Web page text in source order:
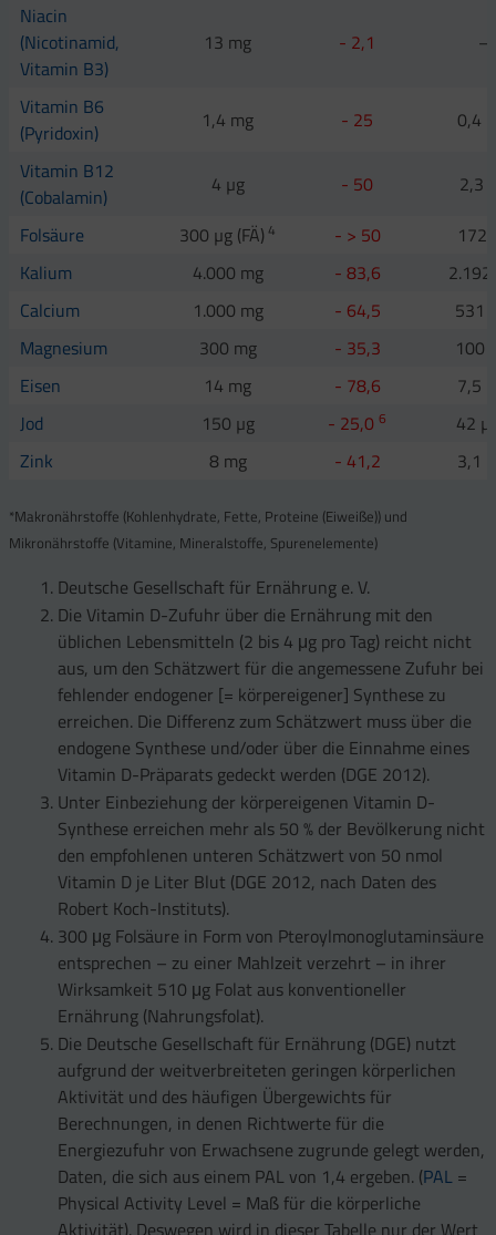
Niacin
(Nicotinamid,
Vitamin B3)
13 mg - 2,1 –
Vitamin B6
(Pyridoxin)
1,4 mg - 25
0,4
Vitamin B12
(Cobalamin)
4 µg - 50
2,3
Folsäure
300 µg (FÄ) 4 - > 50
172
Kalium
4.000 mg - 83,6
2.192
Calcium
1.000 mg - 64,5
531
Magnesium
300 mg - 35,3
100
Eisen
14 mg - 78,6
7,5
Jod
150 µg - 25,0 6
42
Zink
8 mg - 41,2 3,1
*Makronährstoffe (Kohlenhydrate, Fette, Proteine (Eiweiße)) und
Mikronährstoffe (Vitamine, Mineralstoffe, Spurenelemente)
Deutsche Gesellschaft für Ernährung e. V.
Die Vitamin D-Zufuhr über die Ernährung mit den
üblichen Lebensmitteln (2 bis 4 μg pro Tag) reicht nicht
aus, um den Schätzwert für die angemessene Zufuhr bei
fehlender endogener [= körpereigener] Synthese zu
erreichen. Die Differenz zum Schätzwert muss über die
endogene Synthese und/oder über die Einnahme eines
Vitamin D-Präparats gedeckt werden (DGE 2012).
Unter Einbeziehung der körpereigenen Vitamin D-
Synthese erreichen mehr als 50 % der Bevölkerung nicht
den empfohlenen unteren Schätzwert von 50 nmol
Vitamin D je Liter Blut (DGE 2012, nach Daten des
Robert Koch-Instituts).
300 μg Folsäure in Form von Pteroylmonoglutaminsäure
entsprechen – zu einer Mahlzeit verzehrt – in ihrer
Wirksamkeit 510 μg Folat aus konventioneller
Ernährung (Nahrungsfolat).
Die Deutsche Gesellschaft für Ernährung (DGE) nutzt
aufgrund der weitverbreiteten geringen körperlichen
Aktivität und des häufigen Übergewichts für
Berechnungen, in denen Richtwerte für die
Energiezufuhr von Erwachsene zugrunde gelegt werden,
Daten, die sich aus einem PAL von 1,4 ergeben. (PAL =
Physical Activity Level = Maß für die körperliche